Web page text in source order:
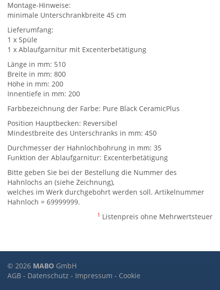
Montage-Hinweise:
minimale Unterschrankbreite 45 cm
Lieferumfang:
1 x Spüle
1 x Ablaufgarnitur mit Excenterbetätigung
Länge in mm: 510
Breite in mm: 800
Höhe in mm: 200
Innentiefe in mm: 200
Farbbezeichnung der Farbe: Pure Black CeramicPlus
Position Hauptbecken: Reversibel
Mindestbreite des Unterschranks in mm: 450
Durchmesser der Hahnlochbohrung in mm: 35
Funktion der Ablaufgarnitur: Excenterbetätigung
Bitte geben Sie bei der Bestellung die Nummer des
Hahnlochs an (siehe Zeichnung),
welches im Werk durchgebohrt werden soll. Artikelnummer
Hahnloch = 69999999.
1 Listenpreis ohne Mehrwertsteuer
© 2026 MABO GmbH
AGB - Datenschutz - Impressum - Cookie